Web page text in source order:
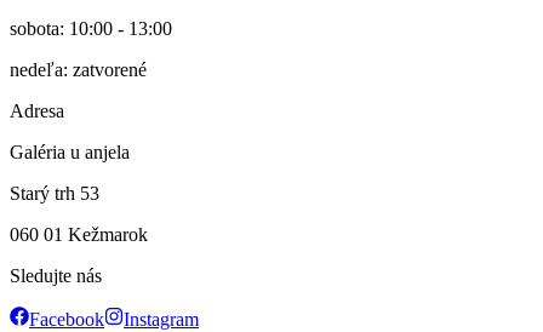
sobota: 10:00 - 13:00
nedeľa: zatvorené
Adresa
Galéria u anjela
Starý trh 53
060 01 Kežmarok
Sledujte nás
Facebook Instagram